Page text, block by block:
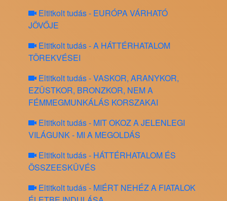
Eltitkolt tudás - EURÓPA VÁRHATÓ
JÖVŐJE
Eltitkolt tudás - A HÁTTÉRHATALOM
TÖREKVÉSEI
Eltitkolt tudás - VASKOR, ARANYKOR,
EZÜSTKOR, BRONZKOR, NEM A
FÉMMEGMUNKÁLÁS KORSZAKAI
Eltitkolt tudás - MIT OKOZ A JELENLEGI
VILÁGUNK - MI A MEGOLDÁS
Eltitkolt tudás - HÁTTÉRHATALOM ÉS
ÖSSZEESKÜVÉS
Eltitkolt tudás - MIÉRT NEHÉZ A FIATALOK